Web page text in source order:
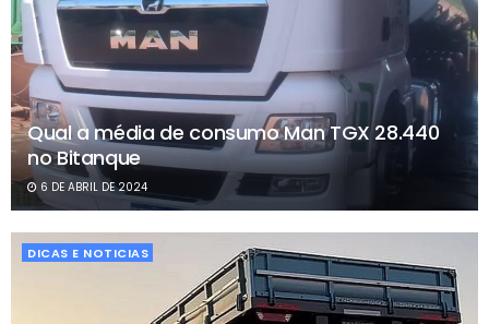
Qual a média de consumo Man TGX 28.440
no Bitanque
6 DE ABRIL DE 2024
DICAS E NOTICIAS